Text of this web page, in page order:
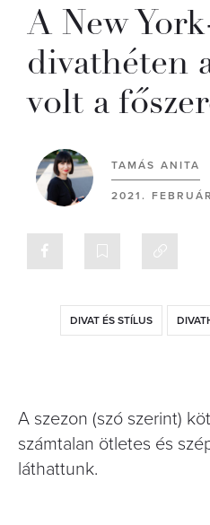
A New
divathéten
volt a
TAMÁS ANITA
2021.
DIVAT ÉS STÍLUS
A szezon (szó szerint)
számtalan ötletes és
láthattunk.